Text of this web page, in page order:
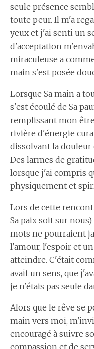
seule présence
toute peur. Il m'a
yeux et j'ai senti un
d'acceptation
miraculeuse a
main s'est posée
Lorsque Sa main a
s'est écoulé de Sa
remplissant mon
rivière d'énergie
dissolvant la
Des larmes de
lorsque j'ai compris
physiquement et
Lors de cette
Sa paix soit sur
mots ne pourraient
l'amour, l'espoir et
atteindre. C'était
avait un sens, que
je n'étais pas seule
Alors que le rêve se
main vers moi,
encouragé à suivre
compassion et de